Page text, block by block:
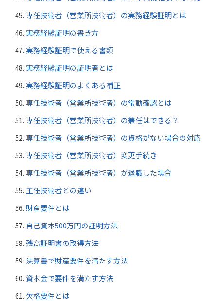
専任技術者（営業所技術者）の実務経験証明とは
実務経験証明の書き方
実務経験証明で使える書類
実務経験証明の証明者とは
実務経験証明のよくある補正
専任技術者（営業所技術者）の常勤確認とは
専任技術者（営業所技術者）の兼任はできる？
専任技術者（営業所技術者）の資格がない場合の対応
専任技術者（営業所技術者）変更手続き
専任技術者（営業所技術者）が退職した場合
主任技術者との違い
財産要件とは
自己資本500万円の証明方法
残高証明書の取得方法
決算書で財産要件を満たす方法
資本金で要件を満たす方法
欠格要件とは